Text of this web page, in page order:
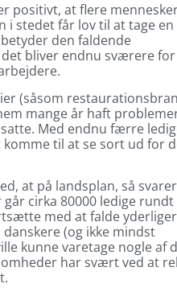
positivt, at flere
i stedet får lov til at tage en
den faldende
bliver endnu sværere for
(såsom
mange år haft
Med endnu færre
til at se sort ud for
at på landsplan, så
cirka 80000 ledige rundt
med at falde
(og ikke mindst
kunne varetage nogle af
har svært ved at